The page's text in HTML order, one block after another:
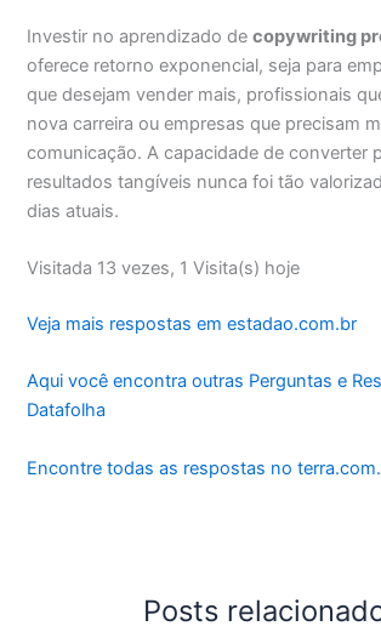
Investir no aprendizado decopywriting
oferece retorno exponencial, seja para
que desejam vender mais, profissionais
nova carreira ou empresas que precisam
comunicação. A capacidade de converter
resultados tangíveis nunca foi tão
dias atuais.
Visitada 13 vezes, 1 Visita(s) hoje
Veja mais respostas em estadao.com.br
Aqui você encontra outras Perguntas e
Datafolha
Encontre todas as respostas no
Posts